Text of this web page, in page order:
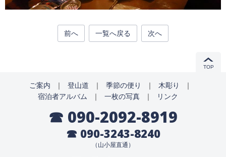
前へ 一覧へ戻る 次へ
ご案内 ｜ 登山道 ｜ 季節の便り ｜ 木彫り
｜
宿泊者アルバム
｜ 一枚の写真 ｜ リンク
☎ 090-2092-8919
☎ 090-3243-8240
（山小屋直通）
TOP